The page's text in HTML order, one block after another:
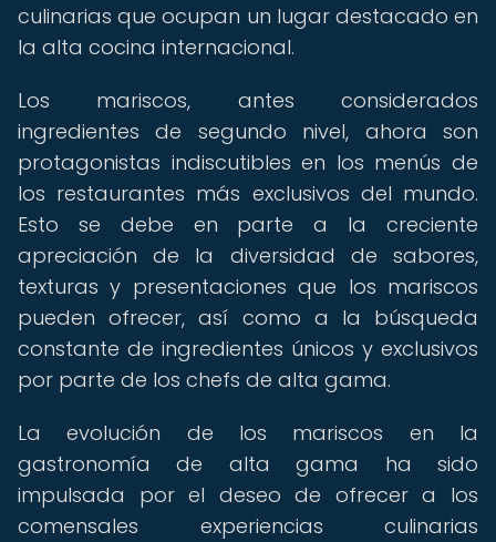
culinarias que ocupan un lugar destacado en
la alta cocina internacional.
Los mariscos, antes considerados
ingredientes de segundo nivel, ahora son
protagonistas indiscutibles en los menús de
los restaurantes más exclusivos del mundo.
Esto se debe en parte a la creciente
apreciación de la diversidad de sabores,
texturas y presentaciones que los mariscos
pueden ofrecer, así como a la búsqueda
constante de ingredientes únicos y exclusivos
por parte de los chefs de alta gama.
La evolución de los mariscos en la
gastronomía de alta gama ha sido
impulsada por el deseo de ofrecer a los
comensales experiencias culinarias